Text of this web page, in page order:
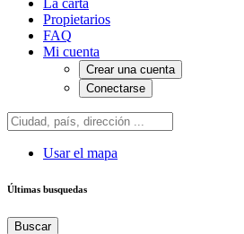
La carta
Propietarios
FAQ
Mi cuenta
Crear una cuenta
Conectarse
Usar el mapa
Últimas busquedas
Buscar